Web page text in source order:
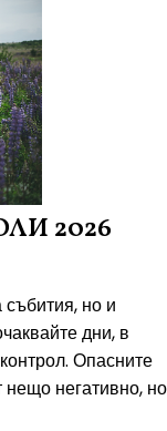
2026
но и
дни, в
Опасните
негативно, но